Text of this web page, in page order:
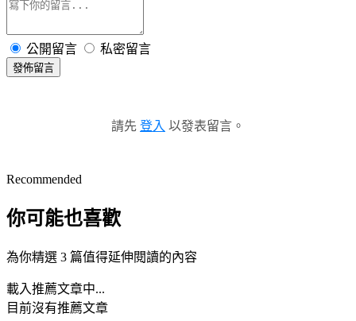
公開留言 私密留言
發佈留言
請先 登入 以發表留言。
Recommended
你可能也喜歡
為你精選 3 篇值得延伸閱讀的內容
載入推薦文章中...
目前沒有推薦文章